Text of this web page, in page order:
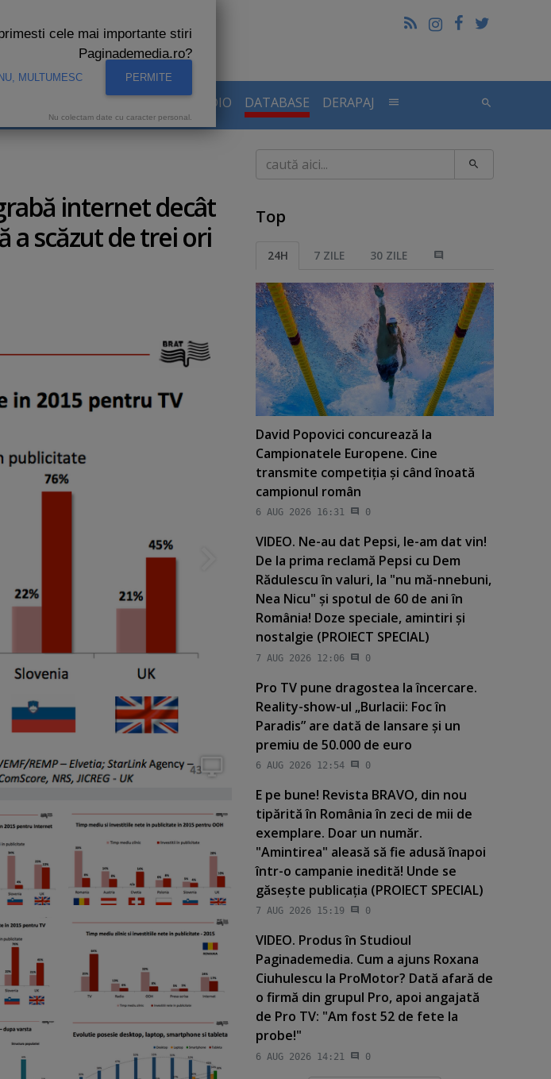
AUDIENTE RADIO DATABASE DERAPAJ
internet decât
a scăzut de trei ori
Caută
Top
24H 7 ZILE 30 ZILE
David Popovici concurează la
Campionatele Europene. Cine
transmite competiţia şi când înoată
campionul român
6 AUG 2026 16:31 0
VIDEO. Ne-au dat Pepsi, le-am dat vin!
De la prima reclamă Pepsi cu Dem
Rădulescu în valuri, la "nu mă-nnebuni,
Nea Nicu" şi spotul de 60 de ani în
România! Doze speciale, amintiri şi
nostalgie (PROIECT SPECIAL)
7 AUG 2026 12:06 0
Pro TV pune dragostea la încercare.
Reality-show-ul „Burlacii: Foc în
Paradis” are dată de lansare şi un
premiu de 50.000 de euro
6 AUG 2026 12:54 0
E pe bune! Revista BRAVO, din nou
tipărită în România în zeci de mii de
exemplare. Doar un număr.
"Amintirea" aleasă să fie adusă înapoi
într-o campanie inedită! Unde se
găseşte publicaţia (PROIECT SPECIAL)
7 AUG 2026 15:19 0
VIDEO. Produs în Studioul
Paginademedia. Cum a ajuns Roxana
Ciuhulescu la ProMotor? Dată afară de
o firmă din grupul Pro, apoi angajată
de Pro TV: "Am fost 52 de fete la
probe!"
6 AUG 2026 14:21 0
cele mai importante stiri
Paginademedia.ro?
NU, MULTUMESC PERMITE
Nu colectam date cu caracter personal.